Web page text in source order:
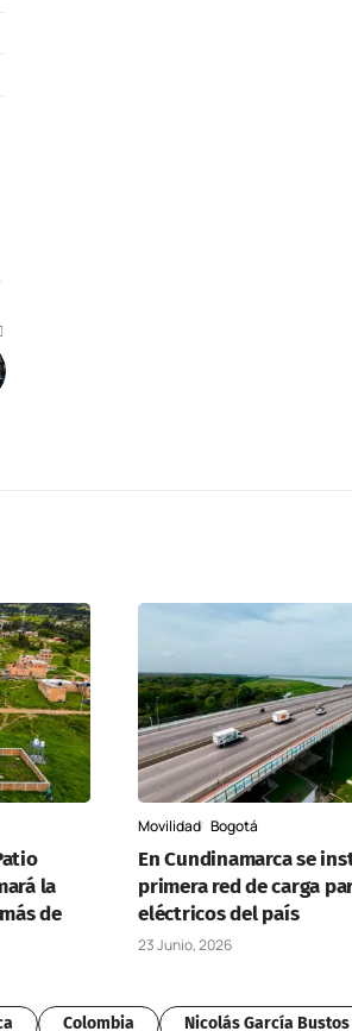
la
de
Movilidad Bogotá
En Cundinamarca se
primera red de carga
eléctricos del país
23 Junio, 2026
Colombia Nicolás García Bustos